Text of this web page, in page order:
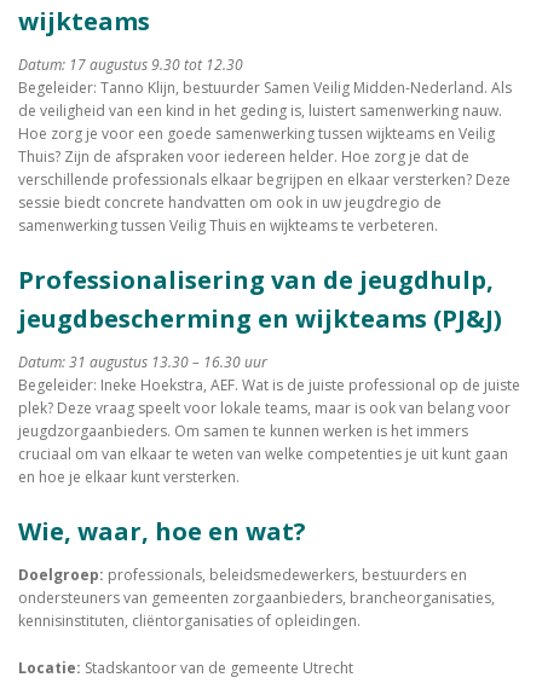
wijkteams
Datum: 17 augustus 9.30 tot 12.30
Begeleider: Tanno Klijn, bestuurder Samen Veilig Midden-Nederland. Als
de veiligheid van een kind in het geding is, luistert samenwerking nauw.
Hoe zorg je voor een goede samenwerking tussen wijkteams en Veilig
Thuis? Zijn de afspraken voor iedereen helder. Hoe zorg je dat de
verschillende professionals elkaar begrijpen en elkaar versterken? Deze
sessie biedt concrete handvatten om ook in uw jeugdregio de
samenwerking tussen Veilig Thuis en wijkteams te verbeteren.
Professionalisering van de jeugdhulp,
jeugdbescherming en wijkteams (PJ&J)
Datum: 31 augustus 13.30 – 16.30 uur
Begeleider: Ineke Hoekstra, AEF. Wat is de juiste professional op de juiste
plek? Deze vraag speelt voor lokale teams, maar is ook van belang voor
jeugdzorgaanbieders. Om samen te kunnen werken is het immers
cruciaal om van elkaar te weten van welke competenties je uit kunt gaan
en hoe je elkaar kunt versterken.
Wie, waar, hoe en wat?
Doelgroep: professionals, beleidsmedewerkers, bestuurders en
ondersteuners van gemeenten zorgaanbieders, brancheorganisaties,
kennisinstituten, cliëntorganisaties of opleidingen.
Locatie: Stadskantoor van de gemeente Utrecht